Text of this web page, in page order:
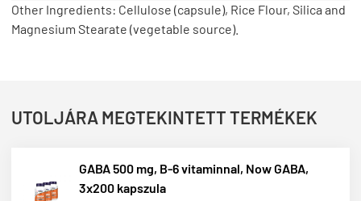
Other Ingredients: Cellulose (capsule), Rice Flour, Silica and
Magnesium Stearate (vegetable source).
UTOLJÁRA MEGTEKINTETT TERMÉKEK
GABA 500 mg, B-6 vitaminnal, Now GABA,
3x200 kapszula